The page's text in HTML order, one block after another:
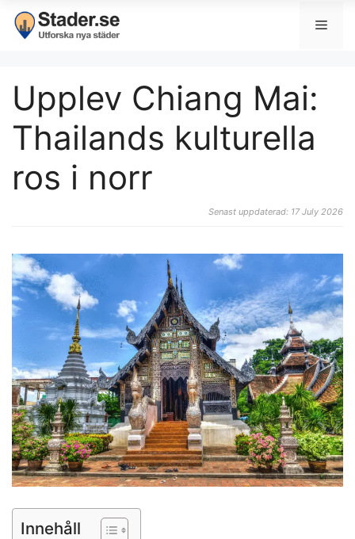
Upplev Chiang Mai:
Thailands kulturella
ros i norr
Senast uppdaterad: 17 July 2026
Innehåll